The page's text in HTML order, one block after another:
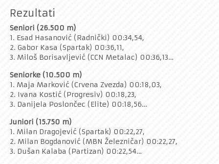
Rezultati
Seniori (26.500 m)
1. Esad Hasanović (Radnički) 00:34,54,
2. Gabor Kasa (Spartak) 00:36,11,
3. Miloš Borisavljević (CCN Metalac) 00:36,13…
Seniorke (10.500 m)
1. Maja Marković (Crvena Zvezda) 00:18,03,
2. Ivana Kostić (Progresiv) 00:18,23,
3. Danijela Poslončec (Elite) 00:18,56…
Juniori (15.750 m)
1. Milan Dragojević (Spartak) 00:22,27,
2. Milan Bogdanović (MBN Železničar) 00:22,27,
3. Dušan Kalaba (Partizan) 00:22,54…